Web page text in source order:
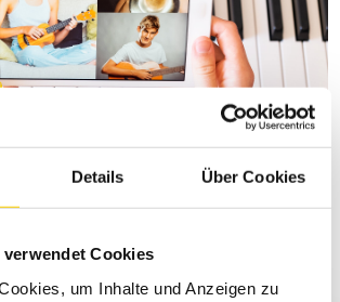
Details Über Cookies
verwendet Cookies
um Inhalte und Anzeigen zu